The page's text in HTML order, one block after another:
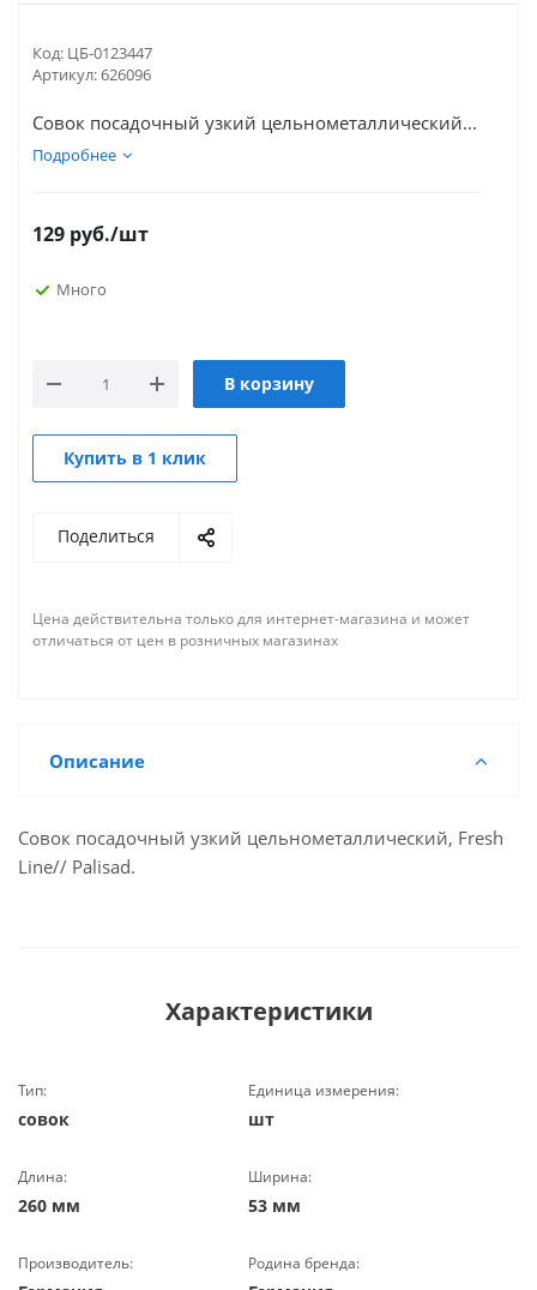
Код: ЦБ-0123447
Артикул:626096
Совок посадочный узкий цельнометаллический...
Подробнее
129 руб./шт
Много
В корзину
Купить в 1 клик
Поделиться
Цена действительна только для интернет-магазина и может
отличаться от цен в розничных магазинах
Описание
Совок посадочный узкий цельнометаллический, Fresh
Line// Palisad.
Характеристики
Тип:
совок
Единица измерения:
шт
Длина:
260 мм
Ширина:
53 мм
Производитель: Родина бренда: